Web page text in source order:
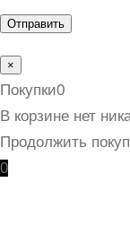
×
Покупки0
В корзине нет
Продолжить
0